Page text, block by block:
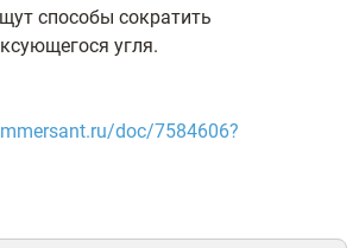
способы сократить
угля.
doc/7584606?